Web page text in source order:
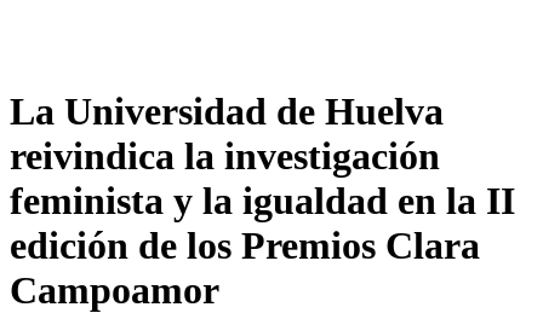
La Universidad de Huelva
reivindica la investigación
feminista y la igualdad en la II
edición de los Premios Clara
Campoamor